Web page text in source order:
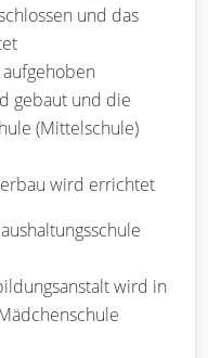
und das
gebaut und die
(Mittelschule)
wird errichtet
wird in